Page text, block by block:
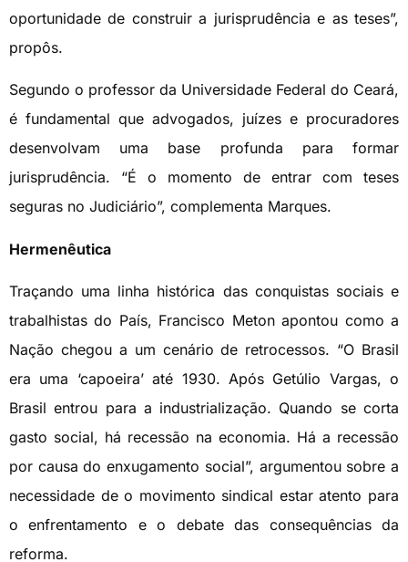
oportunidade de construir a jurisprudência e as teses”,
propôs.
Segundo o professor da Universidade Federal do Ceará,
é fundamental que advogados, juízes e procuradores
desenvolvam uma base profunda para formar
jurisprudência. “É o momento de entrar com teses
seguras no Judiciário”, complementa Marques.
Hermenêutica
Traçando uma linha histórica das conquistas sociais e
trabalhistas do País, Francisco Meton apontou como a
Nação chegou a um cenário de retrocessos. “O Brasil
era uma ‘capoeira’ até 1930. Após Getúlio Vargas, o
Brasil entrou para a industrialização. Quando se corta
gasto social, há recessão na economia. Há a recessão
por causa do enxugamento social”, argumentou sobre a
necessidade de o movimento sindical estar atento para
o enfrentamento e o debate das consequências da
reforma.